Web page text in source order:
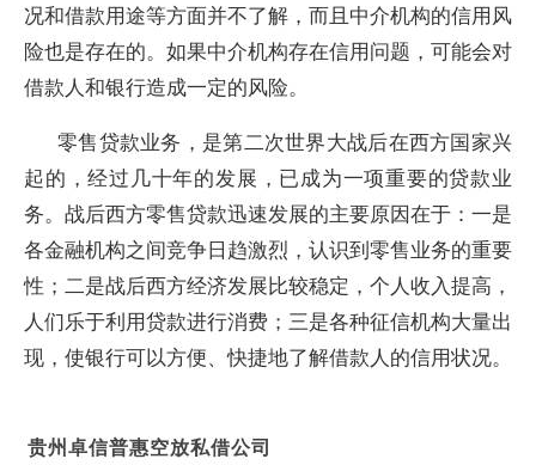
况和借款用途等方面并不了解，而且中介机构的信用风
险也是存在的。如果中介机构存在信用问题，可能会对
借款人和银行造成一定的风险。
零售贷款业务，是第二次世界大战后在西方国家兴
起的，经过几十年的发展，已成为一项重要的贷款业
务。战后西方零售贷款迅速发展的主要原因在于：一是
各金融机构之间竞争日趋激烈，认识到零售业务的重要
性；二是战后西方经济发展比较稳定，个人收入提高，
人们乐于利用贷款进行消费；三是各种征信机构大量出
现，使银行可以方便、快捷地了解借款人的信用状况。
贵州卓信普惠空放私借公司